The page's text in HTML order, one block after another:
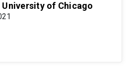
of Chicago